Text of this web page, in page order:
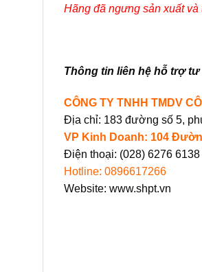
Hãng đã ngưng sản xuất
Thông tin liên hệ hỗ trợ tư
CÔNG TY TNHH TMDV
Địa chỉ: 183 đường số 5,
VP Kinh Doanh: 104
Điện thoại: (028) 6276
Hotline: 0896617266
Website: www.shpt.vn